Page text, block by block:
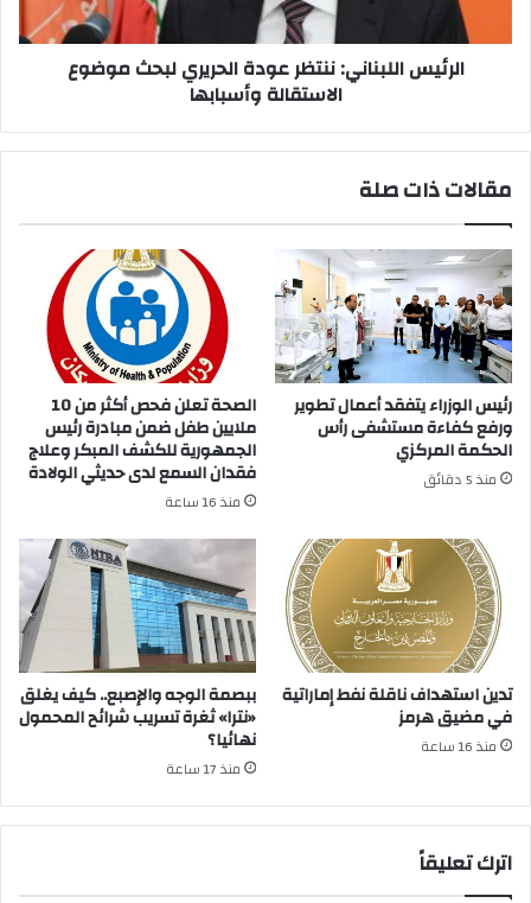
الاستقالة
وأسبابها
الرئيس اللبناني: ننتظر عودة الحريري لبحث موضوع
الاستقالة وأسبابها
مقالات ذات صلة
رئيس الوزراء يتفقد أعمال تطوير
ورفع كفاءة مستشفى رأس
الحكمة المركزي
منذ 5 دقائق
الصحة تعلن فحص أكثر من 10
ملايين طفل ضمن مبادرة رئيس
الجمهورية للكشف المبكر وعلاج
فقدان السمع لدى حديثي الولادة
منذ 16 ساعة
تدين استهداف ناقلة نفط إماراتية
في مضيق هرمز
منذ 16 ساعة
ببصمة الوجه والإصبع.. كيف يغلق
«نترا» ثغرة تسريب شرائح المحمول
نهائيا؟
منذ 17 ساعة
اترك تعليقاً